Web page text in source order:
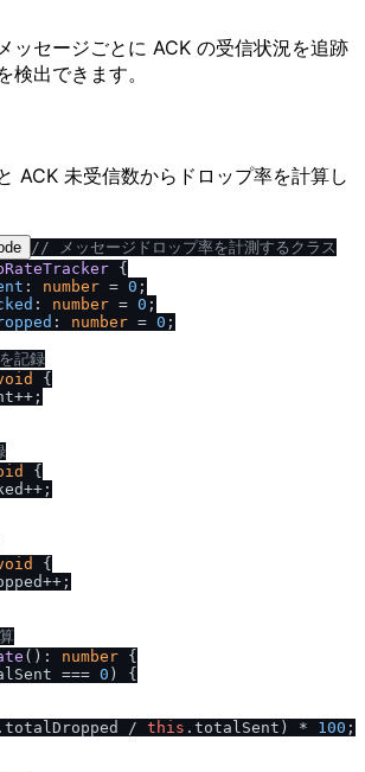
ッセージごとに ACK の受信状況を追跡
検出できます。
ACK 未受信数からドロップ率を計算し
// メッセージドロップ率を計測するクラス
{
: number = 0 ;
: number = 0 ;
: number = 0 ;
記録
{
++;
{
++;
{
++;
(): number {
=== 0 ) {
. totalDropped / this . totalSent ) * 100 ;